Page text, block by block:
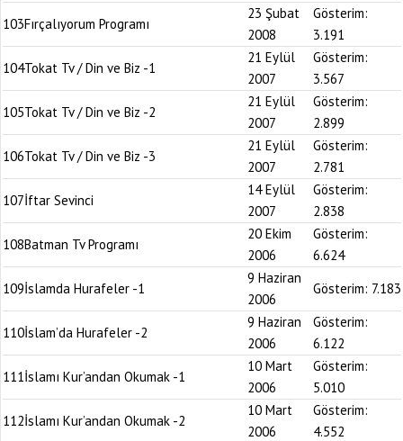
103Fırçalıyorum Programı
23 Şubat
2008
Gösterim:
3.191
104Tokat Tv / Din ve Biz -1
21 Eylül
2007
Gösterim:
3.567
105Tokat Tv / Din ve Biz -2
21 Eylül
2007
Gösterim:
2.899
106Tokat Tv / Din ve Biz -3
21 Eylül
2007
Gösterim:
2.781
107İftar Sevinci
14 Eylül
2007
Gösterim:
2.838
108Batman Tv Programı
20 Ekim
2006
Gösterim:
6.624
109İslamda Hurafeler -1
9 Haziran
2006
Gösterim: 7.183
110İslam’da Hurafeler -2
9 Haziran
2006
Gösterim:
6.122
111İslamı Kur’andan Okumak -1
10 Mart
2006
Gösterim:
5.010
112İslamı Kur’andan Okumak -2
10 Mart
2006
Gösterim:
4.552